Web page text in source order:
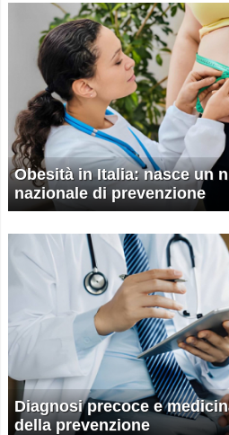
Obesità in Italia: nasce un
nazionale di prevenzione
Diagnosi precoce e
della prevenzione